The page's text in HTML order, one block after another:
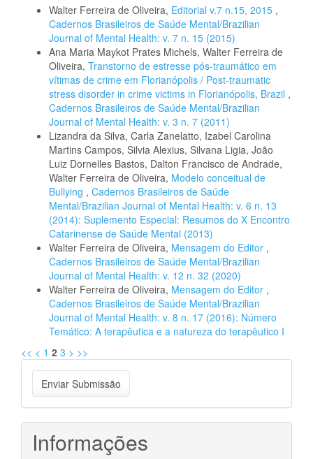
Walter Ferreira de Oliveira, Editorial v.7 n.15, 2015 ,
Cadernos Brasileiros de Saúde Mental/Brazilian
Journal of Mental Health: v. 7 n. 15 (2015)
Ana Maria Maykot Prates Michels, Walter Ferreira de
Oliveira, Transtorno de estresse pós-traumático em
vítimas de crime em Florianópolis / Post-traumatic
stress disorder in crime victims in Florianópolis, Brazil ,
Cadernos Brasileiros de Saúde Mental/Brazilian
Journal of Mental Health: v. 3 n. 7 (2011)
Lizandra da Silva, Carla Zanelatto, Izabel Carolina
Martins Campos, Silvia Alexius, Silvana Ligia, João
Luiz Dornelles Bastos, Dalton Francisco de Andrade,
Walter Ferreira de Oliveira, Modelo conceitual de
Bullying , Cadernos Brasileiros de Saúde
Mental/Brazilian Journal of Mental Health: v. 6 n. 13
(2014): Suplemento Especial: Resumos do X Encontro
Catarinense de Saúde Mental (2013)
Walter Ferreira de Oliveira, Mensagem do Editor ,
Cadernos Brasileiros de Saúde Mental/Brazilian
Journal of Mental Health: v. 12 n. 32 (2020)
Walter Ferreira de Oliveira, Mensagem do Editor ,
Cadernos Brasileiros de Saúde Mental/Brazilian
Journal of Mental Health: v. 8 n. 17 (2016): Número
Temático: A terapêutica e a natureza do terapêutico I
<< < 1 2 3 > >>
Enviar
Submissão
Enviar Submissão
Informações